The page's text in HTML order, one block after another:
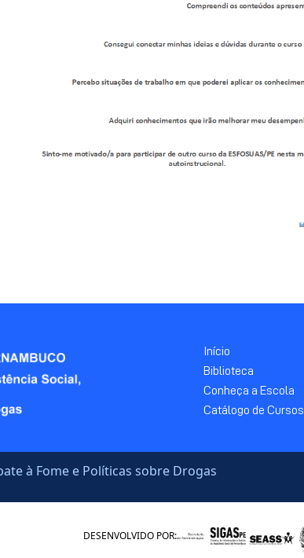
Início
Biblioteca
Conheça a Escola
Catálogo de Cursos
à Fome e Políticas sobre Drogas
DESENVOLVIDO POR: